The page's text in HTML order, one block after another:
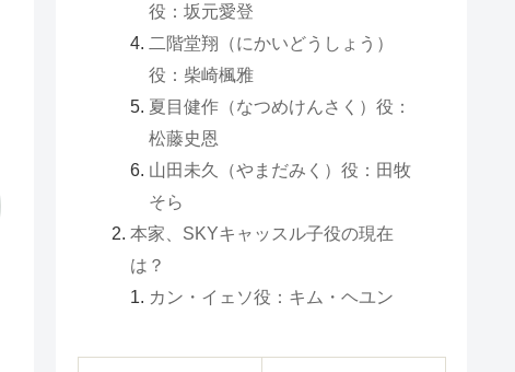
役：坂元愛登
二階堂翔（にかいどうしょう）
役：柴崎楓雅
夏目健作（なつめけんさく）役：
松藤史恩
山田未久（やまだみく）役：田牧
そら
本家、SKYキャッスル子役の現在
は？
カン・イェソ役：キム・ヘユン
ファン・ウジュ役：カン・チャニ